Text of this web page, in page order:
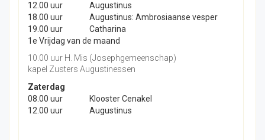
12.00 uur
Augustinus
18.00 uur
Augustinus: Ambrosiaanse vesper
19.00 uur
Catharina
1e Vrijdag van de maand
10.00 uur H. Mis (Josephgemeenschap)
kapel Zusters Augustinessen
Zaterdag
08.00 uur
Klooster Cenakel
12.00 uur
Augustinus